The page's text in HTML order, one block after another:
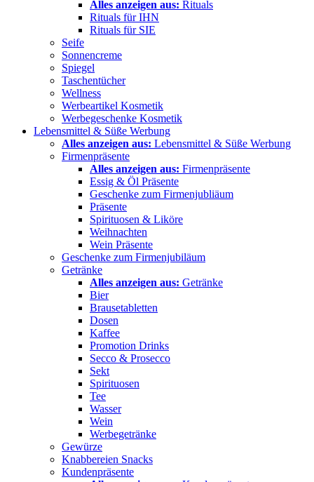
Alles anzeigen aus: Rituals
Rituals für IHN
Rituals für SIE
Seife
Sonnencreme
Spiegel
Taschentücher
Wellness
Werbeartikel Kosmetik
Werbegeschenke Kosmetik
Lebensmittel & Süße Werbung
Alles anzeigen aus: Lebensmittel & Süße Werbung
Firmenpräsente
Alles anzeigen aus: Firmenpräsente
Essig & Öl Präsente
Geschenke zum Firmenjubliäum
Präsente
Spirituosen & Liköre
Weihnachten
Wein Präsente
Geschenke zum Firmenjubiläum
Getränke
Alles anzeigen aus: Getränke
Bier
Brausetabletten
Dosen
Kaffee
Promotion Drinks
Secco & Prosecco
Sekt
Spirituosen
Tee
Wasser
Wein
Werbegetränke
Gewürze
Knabbereien Snacks
Kundenpräsente